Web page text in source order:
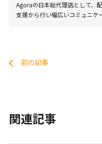
Agoraの日本総代理店として、
支援から行い幅広いコミュニケ
前の記事
関連記事